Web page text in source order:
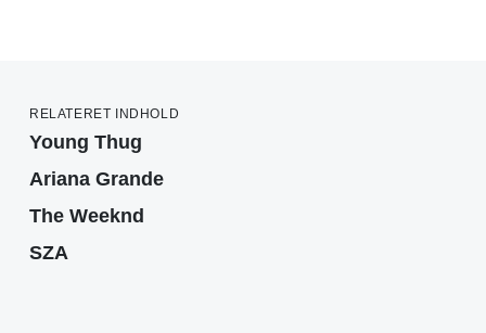
RELATERET INDHOLD
Young Thug
Ariana Grande
The Weeknd
SZA